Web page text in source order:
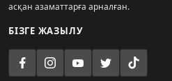
асқан азаматтарға арналған.
БІЗГЕ ЖАЗЫЛУ